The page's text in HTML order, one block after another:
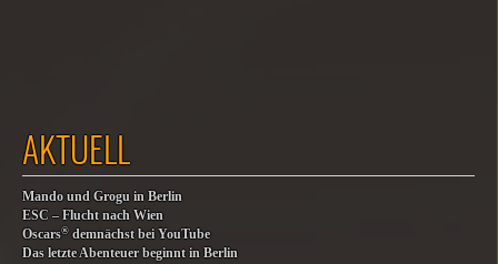
AKTUELL
Mando und Grogu in Berlin
ESC – Flucht nach Wien
Oscars® demnächst bei YouTube
Das letzte Abenteuer beginnt in Berlin